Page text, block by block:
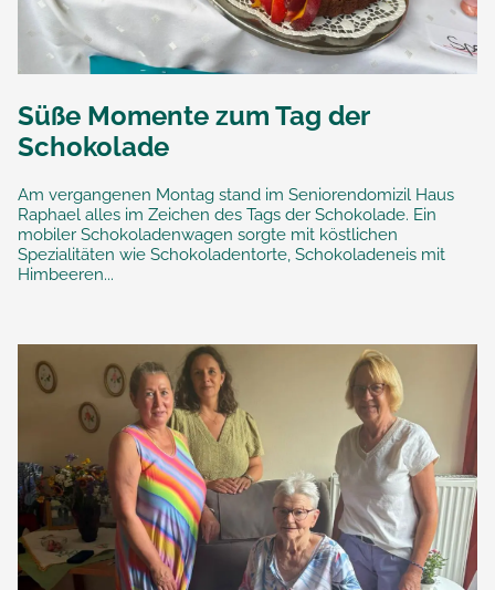
Süße Momente zum Tag der
Schokolade
Am vergangenen Montag stand im Seniorendomizil Haus
Raphael alles im Zeichen des Tags der Schokolade. Ein
mobiler Schokoladenwagen sorgte mit köstlichen
Spezialitäten wie Schokoladentorte, Schokoladeneis mit
Himbeeren...